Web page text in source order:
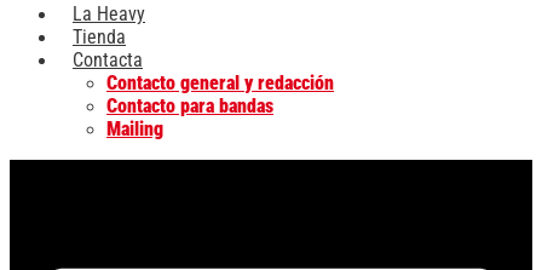
La Heavy
Tienda
Contacta
Contacto general y redacción
Contacto para bandas
Mailing